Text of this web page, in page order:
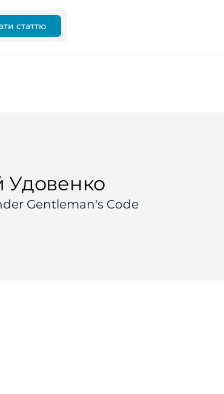
статтю
Удовенко
Gentleman's Code